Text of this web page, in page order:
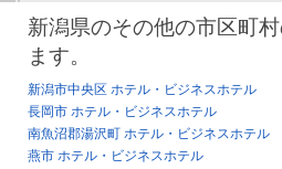
新潟県のその他の市区町
ます。
新潟市中央区 ホテル・ビジネスホテル
長岡市 ホテル・ビジネスホテル
南魚沼郡湯沢町 ホテル・ビジネスホテル
燕市 ホテル・ビジネスホテル